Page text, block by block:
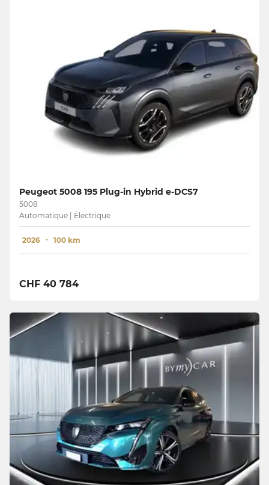
Peugeot 5008 195 Plug-in Hybrid e-DCS7
5008
Automatique | Électrique
2026 100 km
CHF 40 784